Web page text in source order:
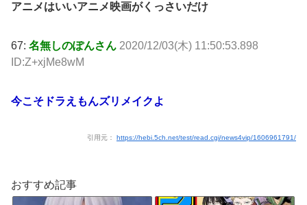
アニメはいいアニメ映画がくっさいだけ
67: 名無しのぽんさん 2020/12/03(木) 11:50:53.898
ID:Z+xjMe8wM
今こそドラえもんズリメイクよ
引用元： https://hebi.5ch.net/test/read.cgi/news4vip/1606961791/
おすすめ記事